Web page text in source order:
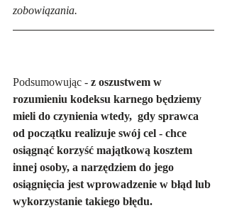
zobowiązania.
Podsumowując - z oszustwem w
rozumieniu kodeksu karnego będziemy
mieli do czynienia wtedy,  gdy sprawca
od początku realizuje swój cel - chce
osiągnąć korzyść majątkową kosztem
innej osoby, a narzędziem do jego
osiągnięcia jest wprowadzenie w błąd lub
wykorzystanie takiego błędu.